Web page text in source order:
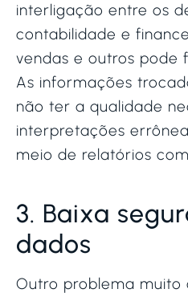
interligação entre os
contabilidade e
vendas e outros pode
As informações
não ter a qualidade
interpretações
meio de relatórios
3. Baixa
dados
Outro problema muito